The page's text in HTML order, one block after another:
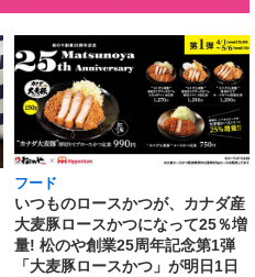
フード
いつものロースかつが、カナダ産
大麦豚ロースかつになって25％増
量! 松のや創業25周年記念第1弾
「大麦豚ロースかつ」が明日1日